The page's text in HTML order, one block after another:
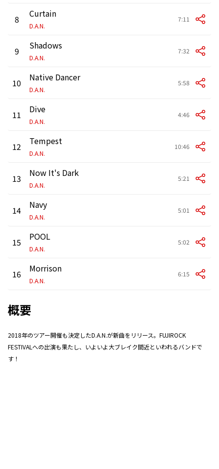
8 Curtain
D.A.N.
7:11
9 Shadows
D.A.N.
7:32
10 Native Dancer
D.A.N.
5:58
11 Dive
D.A.N.
4:46
12 Tempest
D.A.N.
10:46
13 Now It's Dark
D.A.N.
5:21
14 Navy
D.A.N.
5:01
15 POOL
D.A.N.
5:02
16 Morrison
D.A.N.
6:15
概要
2018年のツアー開催も決定したD.A.N.が新曲をリリース。FUJIROCK
FESTIVALへの出演も果たし、いよいよ大ブレイク間近といわれるバンドで
す！